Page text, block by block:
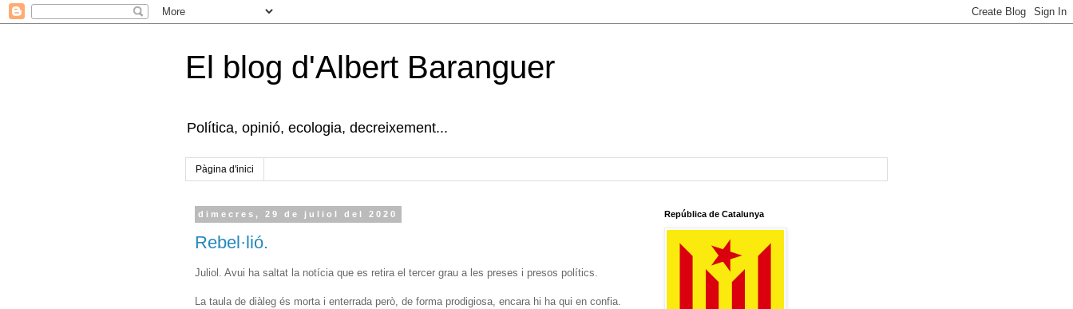
El blog d'Albert Baranguer
Política, opinió, ecologia, decreixement...
Pàgina d'inici
dimecres, 29 de juliol del 2020
Rebel·lió.
Juliol. Avui ha saltat la notícia que es retira el tercer grau a les preses i presos polítics.
La taula de diàleg és morta i enterrada però, de forma prodigiosa, encara hi ha qui en confia.
República de Catalunya